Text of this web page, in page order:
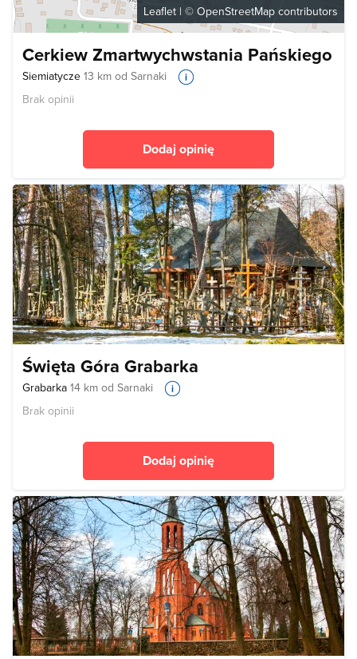
Leaflet | © OpenStreetMap contributors
Cerkiew Zmartwychwstania Pańskiego
Siemiatycze 13 km od Sarnaki
Brak opinii
Dodaj opinię
Święta Góra Grabarka
Grabarka 14 km od Sarnaki
Brak opinii
Dodaj opinię